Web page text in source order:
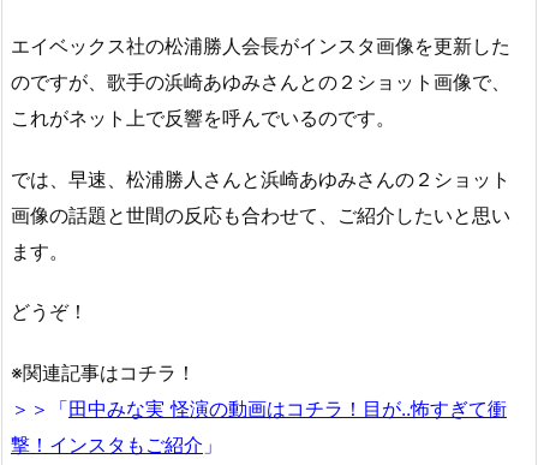
エイベックス社の松浦勝人会長がインスタ画像を更新した
のですが、歌手の浜崎あゆみさんとの２ショット画像で、
これがネット上で反響を呼んでいるのです。
では、早速、松浦勝人さんと浜崎あゆみさんの２ショット
画像の話題と世間の反応も合わせて、ご紹介したいと思い
ます。
どうぞ！
※関連記事はコチラ！
＞＞「田中みな実 怪演の動画はコチラ！目が..怖すぎて衝
撃！インスタもご紹介 」